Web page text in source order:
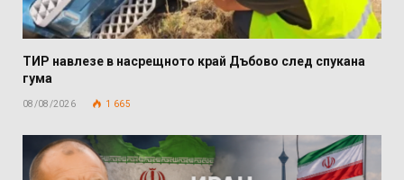
ТИР навлезе в насрещното край Дъбово след спукана
гума
08/08/2026 1 665